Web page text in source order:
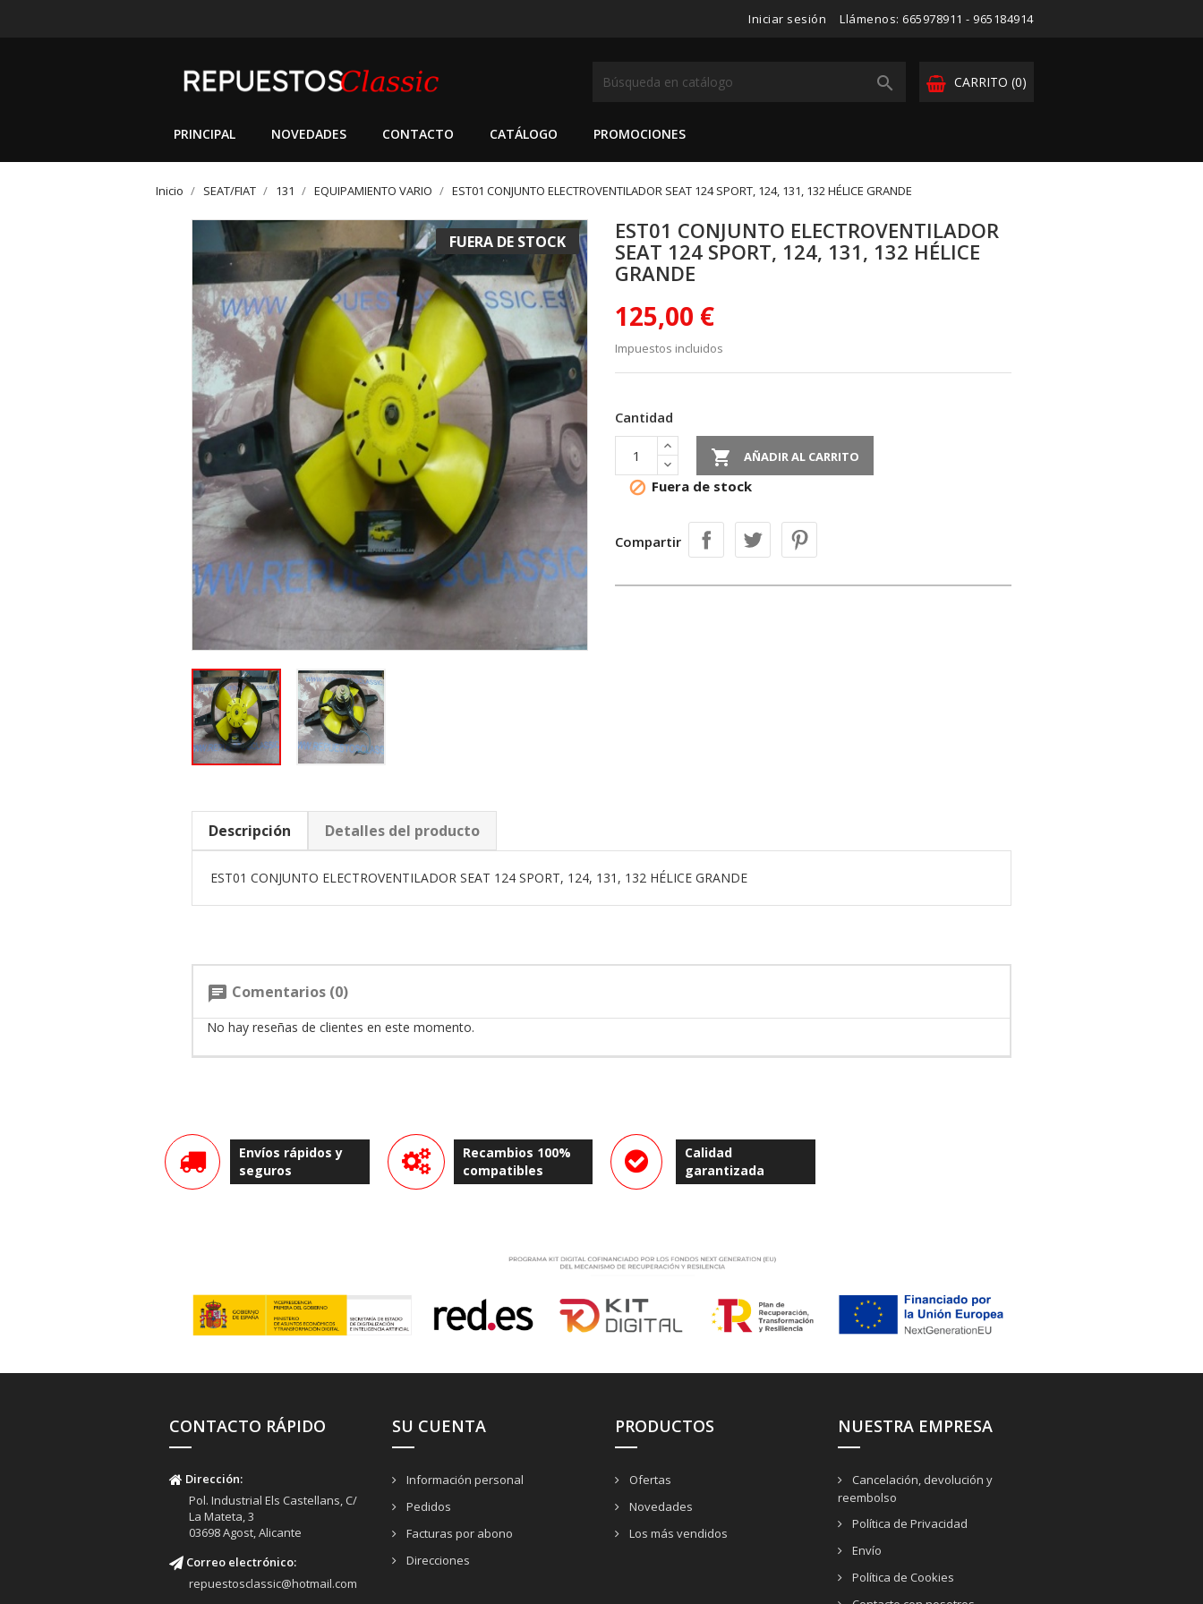
Iniciar sesión Llámenos: 665978911 - 965184914
CARRITO (0)

PRINCIPAL NOVEDADES CONTACTO CATÁLOGO PROMOCIONES
Inicio SEAT/FIAT 131 EQUIPAMIENTO VARIO EST01 CONJUNTO ELECTROVENTILADOR SEAT 124 SPORT, 124, 131, 132 HÉLICE GRANDE
FUERA DE STOCK
EST01 CONJUNTO ELECTROVENTILADOR
SEAT 124 SPORT, 124, 131, 132 HÉLICE
GRANDE
125,00 €
Impuestos incluidos
Cantidad
 AÑADIR AL CARRITO
 Fuera de stock
Compartir
Descripción Detalles del producto
EST01 CONJUNTO ELECTROVENTILADOR SEAT 124 SPORT, 124, 131, 132 HÉLICE GRANDE
chat Comentarios (0)
No hay reseñas de clientes en este momento.
Envíos rápidos y
seguros
Recambios 100%
compatibles
Calidad
garantizada
CONTACTO RÁPIDO
Dirección:
Pol. Industrial Els Castellans, C/
La Mateta, 3
03698 Agost, Alicante
Correo electrónico:
repuestosclassic@hotmail.com
SU CUENTA
Información personal
Pedidos
Facturas por abono
Direcciones
PRODUCTOS
Ofertas
Novedades
Los más vendidos
NUESTRA EMPRESA
Cancelación, devolución y
reembolso
Política de Privacidad
Envío
Política de Cookies